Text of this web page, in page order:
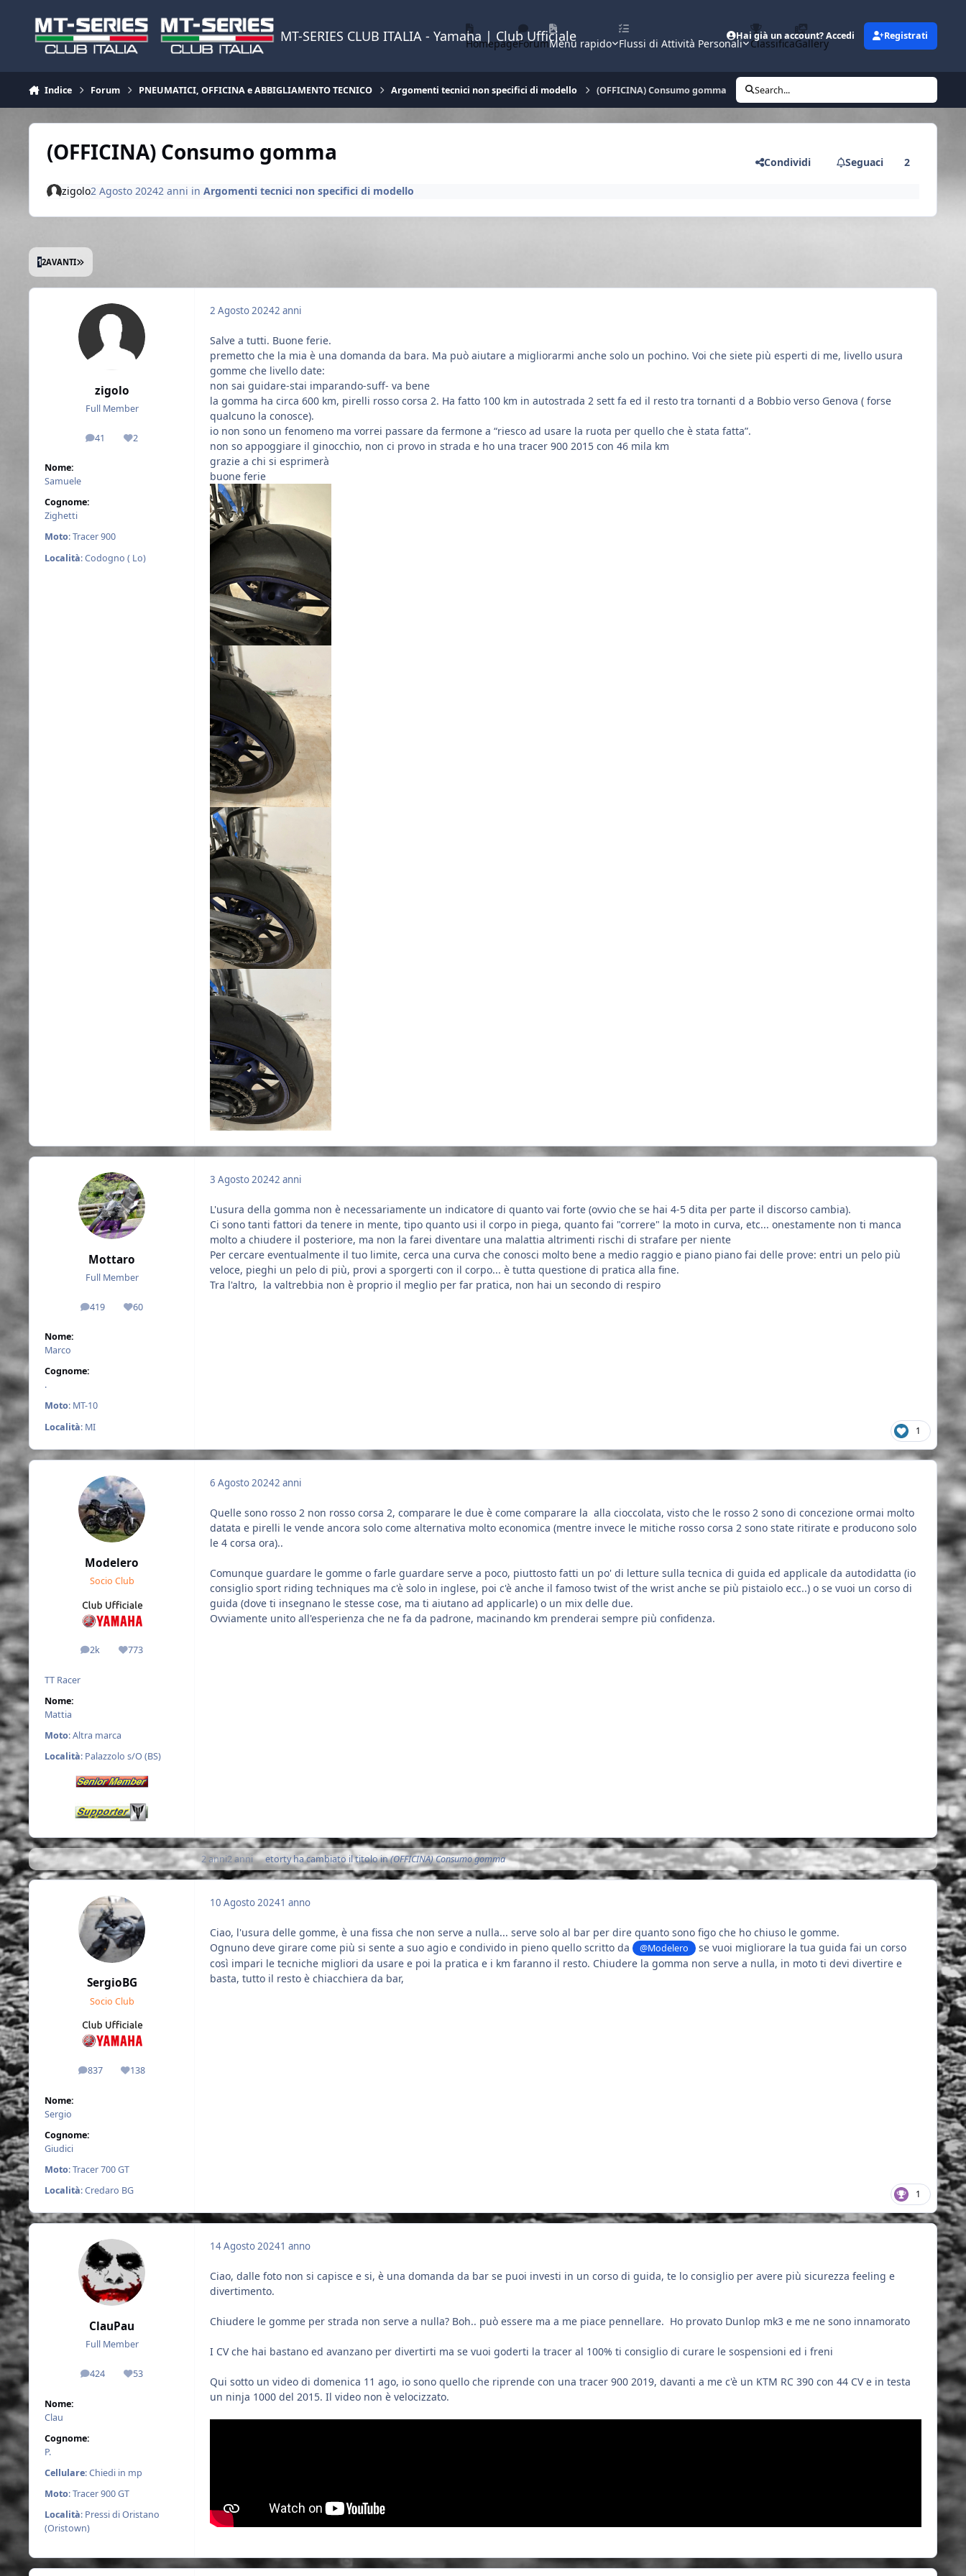
MT-SERIES CLUB ITALIA - Yamaha | Club Ufficiale
HomepageForumMenu rapido Flussi di Attività Personali ClassificaGallery
Hai già un account? Accedi Registrati
Indice Forum PNEUMATICI, OFFICINA e ABBIGLIAMENTO TECNICO Argomenti tecnici non specifici di modello (OFFICINA) Consumo gomma Search...
(OFFICINA) Consumo gomma Condividi Seguaci 2
zigolo2 Agosto 20242 anni in Argomenti tecnici non specifici di modello
12AVANTI ULTIMA PAGINA
zigolo
Full Member
41
messaggi2
Reputazione
Nome:
Samuele
Cognome:
Zighetti
Moto: Tracer 900
Località: Codogno ( Lo)
2 Agosto 20242 anni
Salve a tutti. Buone ferie.
premetto che la mia è una domanda da bara. Ma può aiutare a migliorarmi anche solo un pochino. Voi che siete più esperti di me, livello usura
gomme che livello date:
non sai guidare-stai imparando-suff- va bene
la gomma ha circa 600 km, pirelli rosso corsa 2. Ha fatto 100 km in autostrada 2 sett fa ed il resto tra tornanti d a Bobbio verso Genova ( forse
qualcuno la conosce).
io non sono un fenomeno ma vorrei passare da fermone a “riesco ad usare la ruota per quello che è stata fatta”.
non so appoggiare il ginocchio, non ci provo in strada e ho una tracer 900 2015 con 46 mila km
grazie a chi si esprimerà
buone ferie
Mottaro
Full Member
419
messaggi60
Reputazione
Nome:
Marco
Cognome:
.
Moto: MT-10
Località: MI
3 Agosto 20242 anni
L'usura della gomma non è necessariamente un indicatore di quanto vai forte (ovvio che se hai 4-5 dita per parte il discorso cambia).
Ci sono tanti fattori da tenere in mente, tipo quanto usi il corpo in piega, quanto fai "correre" la moto in curva, etc... onestamente non ti manca
molto a chiudere il posteriore, ma non la farei diventare una malattia altrimenti rischi di strafare per niente
Per cercare eventualmente il tuo limite, cerca una curva che conosci molto bene a medio raggio e piano piano fai delle prove: entri un pelo più
veloce, pieghi un pelo di più, provi a sporgerti con il corpo... è tutta questione di pratica alla fine.
Tra l'altro, la valtrebbia non è proprio il meglio per far pratica, non hai un secondo di respiro
1
Modelero
Socio Club
2k
messaggi773
Reputazione
TT Racer
Nome:
Mattia
Moto: Altra marca
Località: Palazzolo s/O (BS)
6 Agosto 20242 anni
Quelle sono rosso 2 non rosso corsa 2, comparare le due è come comparare la alla cioccolata, visto che le rosso 2 sono di concezione ormai molto
datata e pirelli le vende ancora solo come alternativa molto economica (mentre invece le mitiche rosso corsa 2 sono state ritirate e producono solo
le 4 corsa ora)..
Comunque guardare le gomme o farle guardare serve a poco, piuttosto fatti un po' di letture sulla tecnica di guida ed applicale da autodidatta (io
consiglio sport riding techniques ma c'è solo in inglese, poi c'è anche il famoso twist of the wrist anche se più pistaiolo ecc..) o se vuoi un corso di
guida (dove ti insegnano le stesse cose, ma ti aiutano ad applicarle) o un mix delle due.
Ovviamente unito all'esperienza che ne fa da padrone, macinando km prenderai sempre più confidenza.
2 anni2 anni etortyha cambiato il titolo in(OFFICINA) Consumo gomma
SergioBG
Socio Club
837
messaggi138
Reputazione
Nome:
Sergio
Cognome:
Giudici
Moto: Tracer 700 GT
Località: Credaro BG
10 Agosto 20241 anno
Ciao, l'usura delle gomme, è una fissa che non serve a nulla... serve solo al bar per dire quanto sono figo che ho chiuso le gomme.
Ognuno deve girare come più si sente a suo agio e condivido in pieno quello scritto da
@Modelero
se vuoi migliorare la tua guida fai un corso
così impari le tecniche migliori da usare e poi la pratica e i km faranno il resto. Chiudere la gomma non serve a nulla, in moto ti devi divertire e
basta, tutto il resto è chiacchiera da bar,
1
ClauPau
Full Member
424
messaggi53
Reputazione
Nome:
Clau
Cognome:
P.
Cellulare: Chiedi in mp
Moto: Tracer 900 GT
Località: Pressi di Oristano
(Oristown)
14 Agosto 20241 anno
Ciao, dalle foto non si capisce e si, è una domanda da bar se puoi investi in un corso di guida, te lo consiglio per avere più sicurezza feeling e
divertimento.
Chiudere le gomme per strada non serve a nulla? Boh.. può essere ma a me piace pennellare. Ho provato Dunlop mk3 e me ne sono innamorato
I CV che hai bastano ed avanzano per divertirti ma se vuoi goderti la tracer al 100% ti consiglio di curare le sospensioni ed i freni
Qui sotto un video di domenica 11 ago, io sono quello che riprende con una tracer 900 2019, davanti a me c'è un KTM RC 390 con 44 CV e in testa
un ninja 1000 del 2015. Il video non è velocizzato.